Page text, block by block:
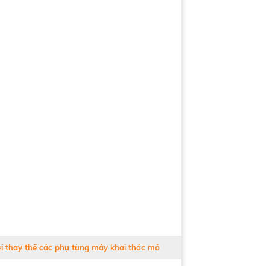
thay thế các phụ tùng máy khai thác mỏ